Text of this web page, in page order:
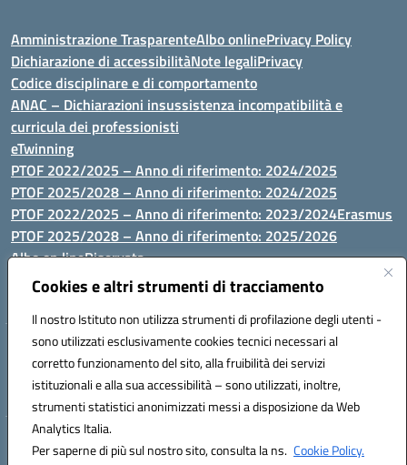
Cookies e altri strumenti di tracciamento
Il nostro Istituto non utilizza strumenti di profilazione degli utenti -
sono utilizzati esclusivamente cookies tecnici necessari al
corretto funzionamento del sito, alla fruibilità dei servizi
istituzionali e alla sua accessibilità – sono utilizzati, inoltre,
strumenti statistici anonimizzati messi a disposizione da Web
Analytics Italia.
Per saperne di più sul nostro sito, consulta la ns. Cookie Policy.
Amministrazione TrasparenteAlbo onlinePrivacy Policy
Dichiarazione di accessibilitàNote legaliPrivacy
Codice disciplinare e di comportamento
ANAC – Dichiarazioni insussistenza incompatibilità e
curricula dei professionisti
eTwinning
PTOF 2022/2025 – Anno di riferimento: 2024/2025
PTOF 2025/2028 – Anno di riferimento: 2024/2025
PTOF 2022/2025 – Anno di riferimento: 2023/2024Erasmus
PTOF 2025/2028 – Anno di riferimento: 2025/2026
Albo on lineRiservata
P.N. Dotazione di attrezzature per le palestre
Via Luna e Sole, 44 07100, Sassari - Tel 079293287 - Fax 0793764116
- Mail: ssvc010009@istruzione.it - PEC: ssvc010009@pec.istruzione.it
- C.F. / P.IVA Convitto 80000150906 - C.F. Scuole 92073300904
Hosting & Powered by 3D Solution S.r.l.